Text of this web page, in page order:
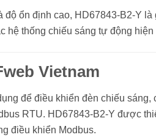
ổn định cao, HD67843-B2-Y
hệ thống chiếu sáng tự động hiện
Vietnam
để điều khiển đèn chiếu sáng,
RTU. HD67843-B2-Y được
điều khiển Modbus.